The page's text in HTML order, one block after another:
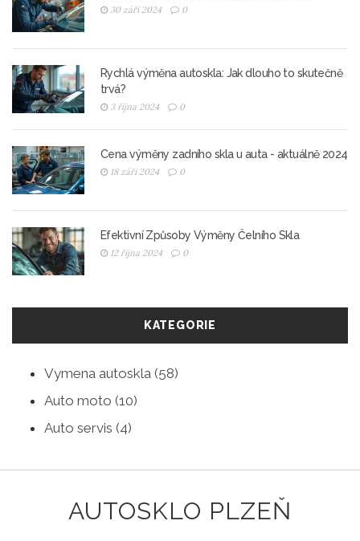
30 září 2024 0
Rychlá výměna autoskla: Jak dlouho to skutečně
trvá?
3 října 2024 0
Cena výměny zadního skla u auta - aktuálně 2024
18 září 2024 0
Efektivní Způsoby Výměny Čelního Skla
12 října 2024 0
KATEGORIE
Vymena autoskla (58)
Auto moto (10)
Auto servis (4)
AUTOSKLO PLZEŇ